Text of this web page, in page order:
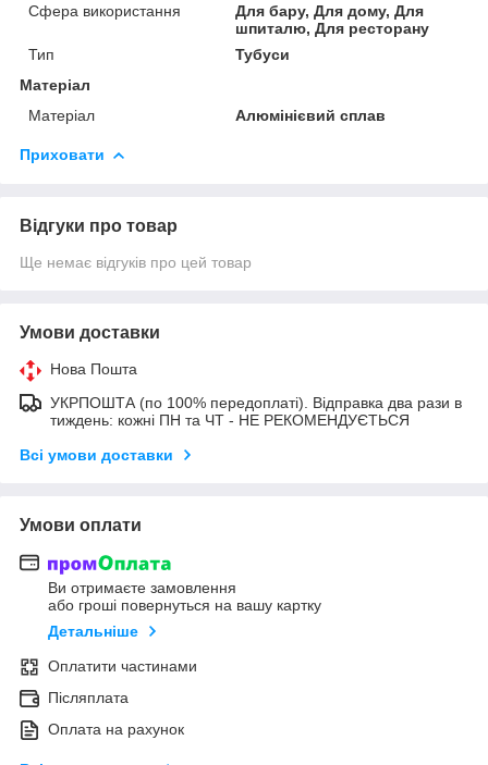
Сфера використання
Для бару, Для дому, Для
шпиталю, Для ресторану
Тип
Тубуси
Матеріал
Матеріал
Алюмінієвий сплав
Приховати
Відгуки про товар
Ще немає відгуків про цей товар
Умови доставки
Нова Пошта
УКРПОШТА (по 100% передоплаті). Відправка два рази в
тиждень: кожні ПН та ЧТ - НЕ РЕКОМЕНДУЄТЬСЯ
Всі умови доставки
Умови оплати
Ви отримаєте замовлення
або гроші повернуться на вашу картку
Детальніше
Оплатити частинами
Післяплата
Оплата на рахунок